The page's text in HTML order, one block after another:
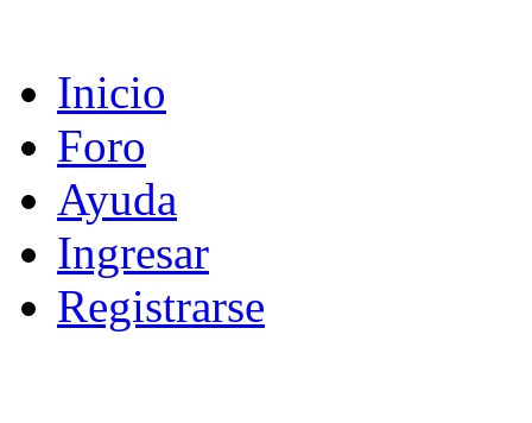
Inicio
Foro
Ayuda
Ingresar
Registrarse